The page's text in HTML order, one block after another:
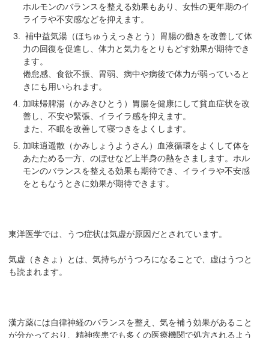
ホルモンのバランスを整える効果もあり、女性の更年期のイ
ライラや不安感などを抑えます。
補中益気湯（ほちゅうえっきとう）胃腸の働きを改善して体
力の回復を促進し、体力と気力をとりもどす効果が期待でき
ます。
倦怠感、食欲不振、胃弱、病中や病後で体力が弱っていると
きにも用いられます。
加味帰脾湯（かみきひとう）胃腸を健康にして貧血症状を改
善し、不安や緊張、イライラ感を抑えます。
また、不眠を改善して寝つきをよくします。
加味逍遥散（かみしょうようさん）血液循環をよくして体を
あたためる一方、のぼせなど上半身の熱をさまします。ホル
モンのバランスを整える効果も期待でき、イライラや不安感
をともなうときに効果が期待できます。
東洋医学では、うつ症状は気虚が原因だとされています。
気虚（ききょ）とは、気持ちがうつろになることで、虚はうつと
も読まれます。
漢方薬には自律神経のバランスを整え、気を補う効果があること
が分かっており、精神疾患でも多くの医療機関で処方されるよう